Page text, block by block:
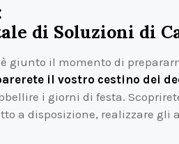
di Soluzioni di
giunto il momento di
il vostro cestino dei
i giorni di festa.
a disposizione, realizzare gli